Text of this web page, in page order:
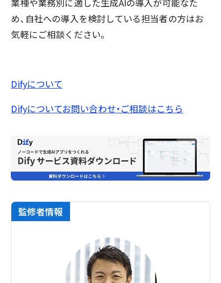
め、自社への導入を検討している担当者の方はお
気軽にご相談ください。
Difyについて
Difyについてお問い合わせ・ご相談はこちら
監修者情報